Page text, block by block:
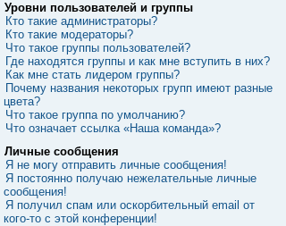
Уровни пользователей и группы
Кто такие администраторы?
Кто такие модераторы?
Что такое группы пользователей?
Где находятся группы и как мне вступить в них?
Как мне стать лидером группы?
Почему названия некоторых групп имеют разные
цвета?
Что такое группа по умолчанию?
Что означает ссылка «Наша команда»?
Личные сообщения
Я не могу отправить личные сообщения!
Я постоянно получаю нежелательные личные
сообщения!
Я получил спам или оскорбительный email от
кого-то с этой конференции!